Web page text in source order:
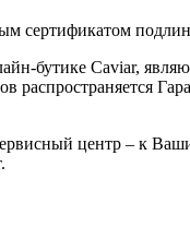
сертификатом
бутике Caviar,
распространяется
центр – к